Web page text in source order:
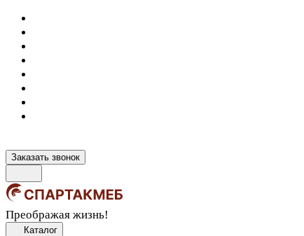
Заказать звонок
Преображая жизнь!
Каталог